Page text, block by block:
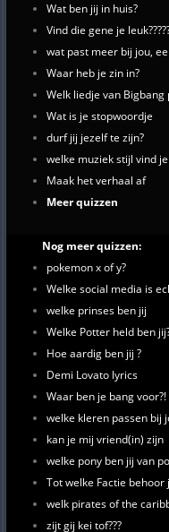
Wat ben jij in huis?
Vind die gene je
wat past meer bij jou,
Waar heb je zin in?
Welk liedje van Bigbang
Wat is je stopwoordje
durf jij jezelf te zijn?
welke muziek stijl vind
Maak het verhaal af
Meer quizzen
Nog meer quizzen:
pokemon x of y?
Welke social media is
welke prinses ben jij
Welke Potter held ben
Hoe aardig ben jij ?
Demi Lovato lyrics
Waar ben je bang voor?!
welke kleren passen bij
kan je mij vriend(in) zijn
welke pony ben jij van
Tot welke Factie behoor
welk pirates of the
zijt gij kei tof???